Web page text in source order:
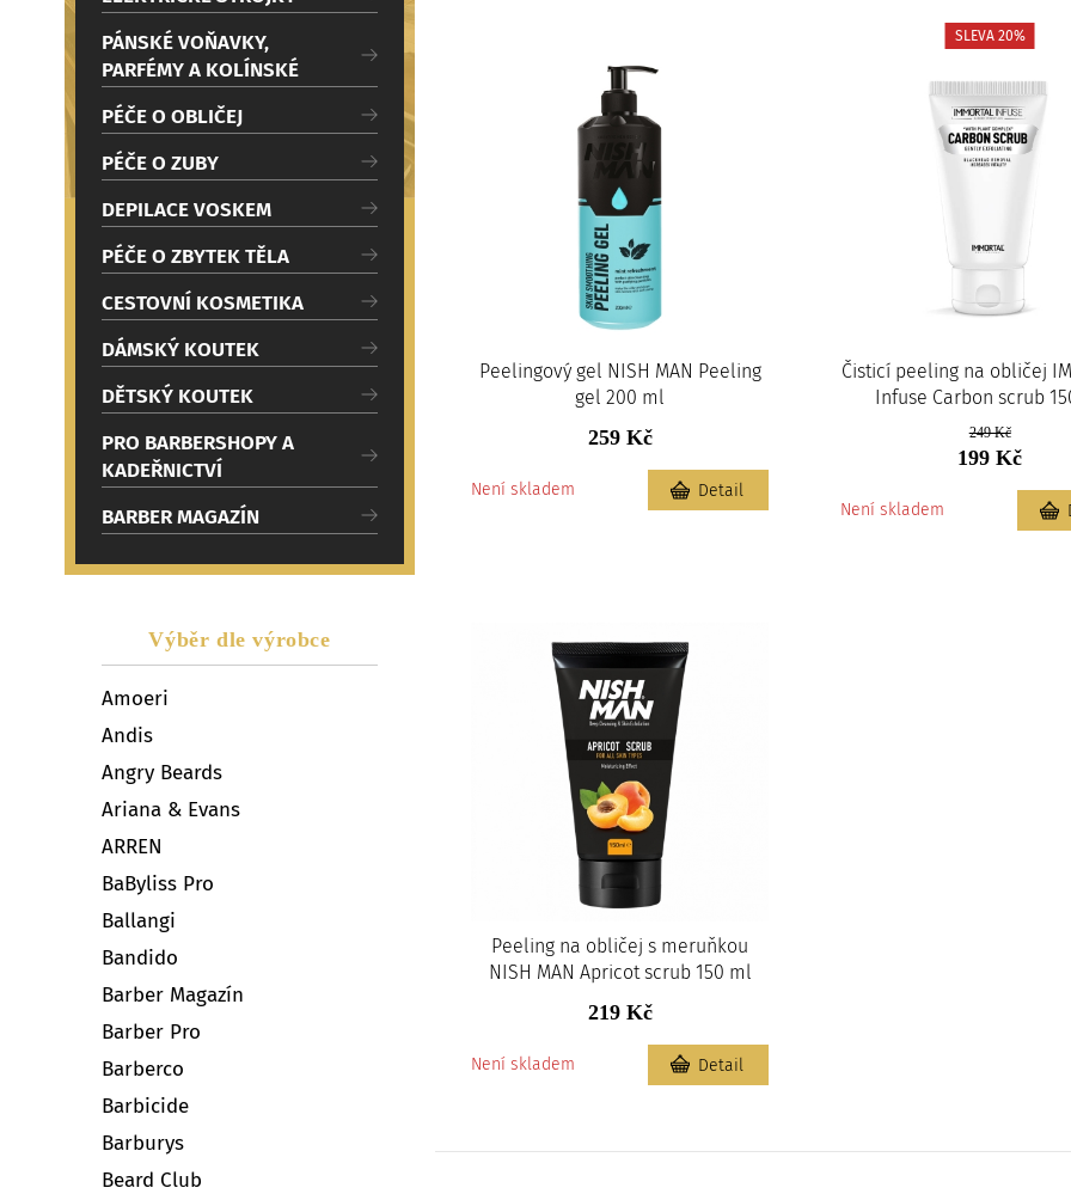
PÁNSKÉ VOŇAVKY,
PARFÉMY A KOLÍNSKÉ
PÉČE O OBLIČEJ
PÉČE O ZUBY
DEPILACE VOSKEM
PÉČE O ZBYTEK TĚLA
CESTOVNÍ KOSMETIKA
DÁMSKÝ KOUTEK
DĚTSKÝ KOUTEK
PRO BARBERSHOPY A
KADEŘNICTVÍ
BARBER MAGAZÍN
Výběr dle výrobce
Amoeri
Andis
Angry Beards
Ariana & Evans
ARREN
BaByliss Pro
Ballangi
Bandido
Barber Magazín
Barber Pro
Barberco
Barbicide
Barburys
Beard Club
Peelingový gel NISH MAN Peeling
gel 200 ml
259 Kč
Není skladem Detail
Čisticí peeling na obličej
Infuse Carbon scrub
SLEVA 20%
249 Kč
199 Kč
Není skladem
Peeling na obličej s meruňkou
NISH MAN Apricot scrub 150 ml
219 Kč
Není skladem Detail